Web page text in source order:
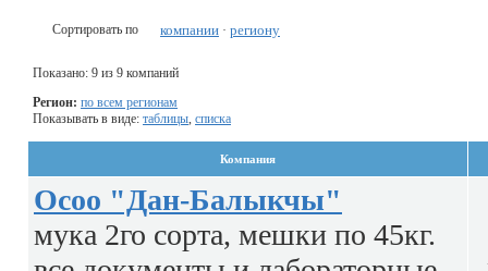
Сортировать по компании · региону
Показано: 9 из 9 компаний
Регион: по всем регионам
Показывать в виде: таблицы, списка
Компания
Осоо "Дан-Балыкчы"
мука 2го сорта, мешки по 45кг.